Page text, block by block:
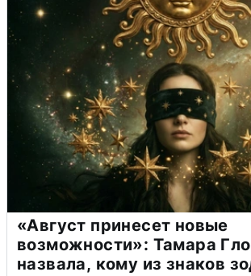
«Август принесет новые
возможности»: Тамара
назвала, кому из знаков